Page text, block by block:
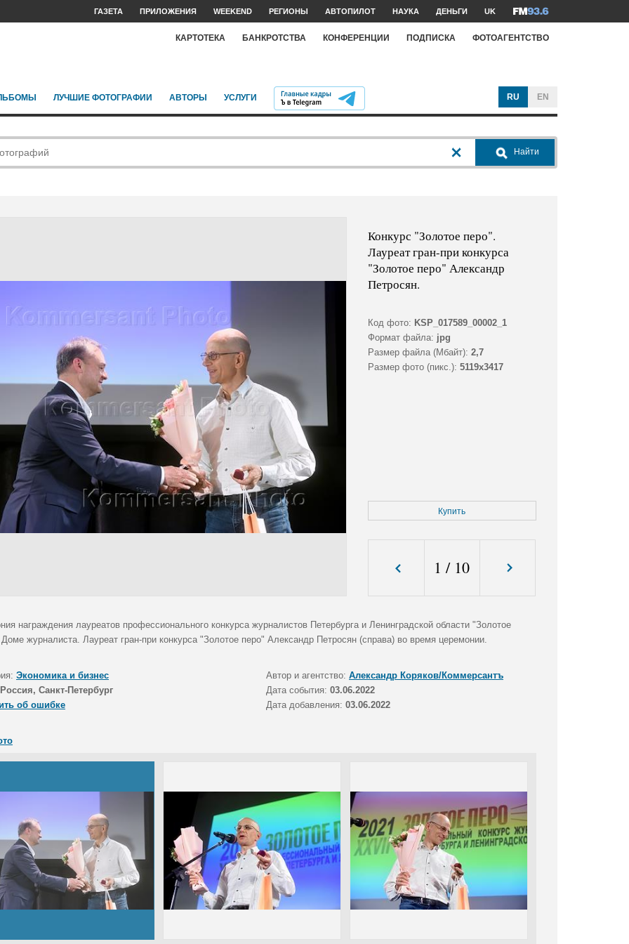
ГАЗЕТА ПРИЛОЖЕНИЯ WEEKEND РЕГИОНЫ АВТОПИЛОТ НАУКА ДЕНЬГИ UK
КАРТОТЕКА БАНКРОТСТВА КОНФЕРЕНЦИИ ПОДПИСКА ФОТОАГЕНТСТВО
ЛУЧШИЕ ФОТОГРАФИИ АВТОРЫ УСЛУГИ RU EN
Найти
Конкурс "Золотое перо".
Лауреат гран-при конкурса
"Золотое перо" Александр
Петросян.
Код фото: KSP_017589_00002_1
Формат файла: jpg
Размер файла (Мбайт): 2,7
Размер фото (пикс.): 5119x3417
Купить
1 / 10
награждения лауреатов профессионального конкурса журналистов Петербурга и Ленинградской области "Золотое
журналиста. Лауреат гран-при конкурса "Золотое перо" Александр Петросян (справа) во время церемонии.
Экономика и бизнес Автор и агентство: Александр Коряков/Коммерсантъ
Россия, Санкт-Петербург Дата события: 03.06.2022
об ошибке
Дата добавления: 03.06.2022